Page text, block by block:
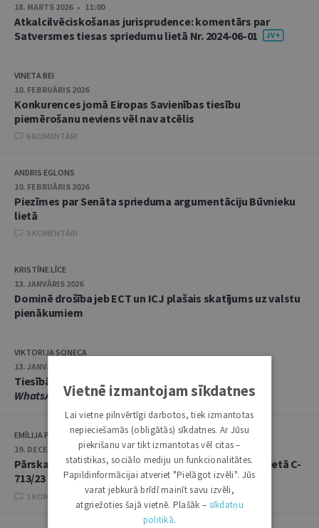
18. MARTS 2026 • 11:00
Atkalcilvēciskošanas jurisprudence: komentārs par
Satversmes tiesas spriedumu lietā Nr. 2024-06-01
VINETA BEI
10. FEBRUĀRIS 2026
Konkurences jomā Eiropas Savienības tiesību
piemērošanu neviens vēl nav atcēlis
6 KOMENTĀRI
ANDRIS EGLONS
10. FEBRUĀRIS 2026
Piezīmes par Senāta sprieduma argumentāciju Būvnieku
lietā
3 KOMENTĀRI
KRISTĪNE LĪCE
13. JANVĀRIS 2026
Dominē drošība jeb ECT un ICJ plašais skatījums uz valstu
pienākumiem
VIKTORIJA SOŅECA
13. JANVĀRIS 2026
Tiesībās saņemt informāciju ietilpst arī piekļuve
WhatsApp saziņai
EMĪLIJA PLAKSINS
19. DECEMBRIS 2025 • 08:00
Pārskats par Eiropas Savienības Tiesas spriedumu lietā C-
713/23
1 KOMENTĀRI
Vietnē izmantojam sīkdatnes
Lai vietne pilnvērtīgi darbotos, tiek izmantotas
nepieciešamās (obligātās) sīkdatnes. Ar Jūsu
piekrišanu var tikt izmantotas vēl citas –
statistikas, sociālo mediju un funkcionalitātes.
Papildinformācijai atveriet "Pielāgot izvēli". Jūs
varat jebkurā brīdī mainīt savu izvēli,
atgriežoties šajā vietnē. Plašāk – sīkdatņu
politikā.